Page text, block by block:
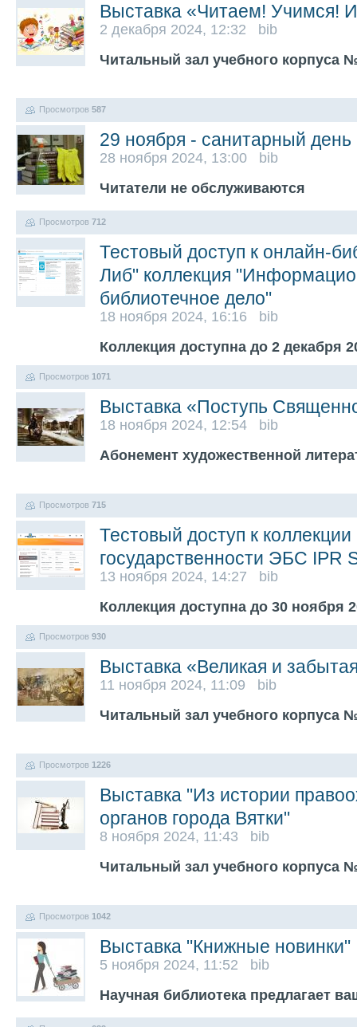
Выставка «Читаем! Учимся!
2 декабря 2024, 12:32 bib
Читальный зал учебного корпуса
Просмотров 587
29 ноября - санитарный день
28 ноября 2024, 13:00 bib
Читатели не обслуживаются
Просмотров 712
Тестовый доступ к онлайн-
Либ" коллекция
библиотечное дело"
18 ноября 2024, 16:16 bib
Коллекция доступна до 2 декабря
Просмотров 1071
Выставка «Поступь
18 ноября 2024, 12:54 bib
Абонемент художественной
Просмотров 715
Тестовый доступ к
государственности ЭБС IPR
13 ноября 2024, 14:27 bib
Коллекция доступна до 30 ноября
Просмотров 930
Выставка «Великая и
11 ноября 2024, 11:09 bib
Читальный зал учебного корпуса
Просмотров 1226
Выставка "Из истории
органов города Вятки"
8 ноября 2024, 11:43 bib
Читальный зал учебного корпуса
Просмотров 1042
Выставка "Книжные новинки"
5 ноября 2024, 11:52 bib
Научная библиотека предлагает